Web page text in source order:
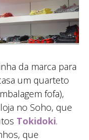
da marca para
um quarteto
fofa),
no Soho, que
Tokidoki.
que